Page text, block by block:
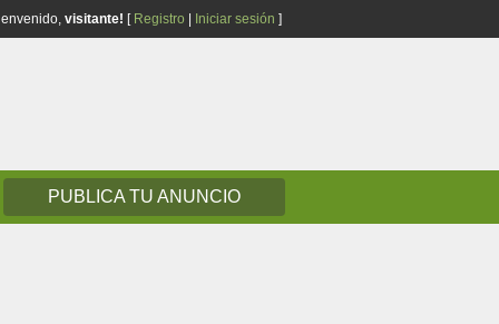
visitante! [ Registro Iniciar sesión ]
PUBLICA TU ANUNCIO